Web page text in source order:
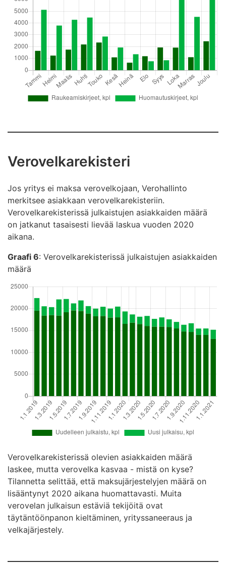
Verovelkarekisteri
Jos yritys ei maksa verovelkojaan, Verohallinto
merkitsee asiakkaan verovelkarekisteriin.
Verovelkarekisterissä julkaistujen asiakkaiden määrä
on jatkanut tasaisesti lievää laskua vuoden 2020
aikana.
Graafi 6: Verovelkarekisterissä julkaistujen asiakkaiden
määrä
Verovelkarekisterissä olevien asiakkaiden määrä
laskee, mutta verovelka kasvaa - mistä on kyse?
Tilannetta selittää, että maksujärjestelyjen määrä on
lisääntynyt 2020 aikana huomattavasti. Muita
verovelan julkaisun estäviä tekijöitä ovat
täytäntöönpanon kieltäminen, yrityssaneeraus ja
velkajärjestely.